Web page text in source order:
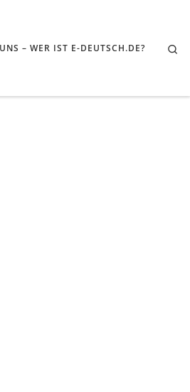
– WER IST E-DEUTSCH.DE?